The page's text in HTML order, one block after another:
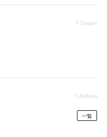
1 Images
1 Authors
一覧